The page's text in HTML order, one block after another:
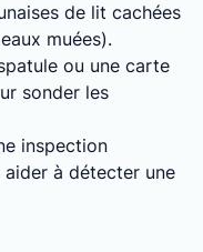
de lit cachées
muées).
ou une carte
sonder les
inspection
à détecter une